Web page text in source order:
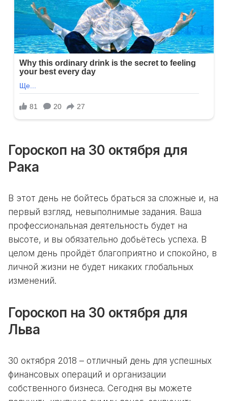
Гороскоп на 30 октября для
Рака
В этот день не бойтесь браться за сложные и, на
первый взгляд, невыполнимые задания. Ваша
профессиональная деятельность будет на
высоте, и вы обязательно добьётесь успеха. В
целом день пройдёт благоприятно и спокойно, в
личной жизни не будет никаких глобальных
изменений.
Гороскоп на 30 октября для
Льва
30 октября 2018 – отличный день для успешных
финансовых операций и организации
собственного бизнеса. Сегодня вы можете